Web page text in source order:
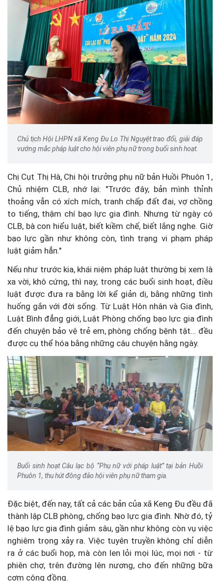
Chủ tịch Hội LHPN xã Keng Đu Lo Thị Nguyệt trao đổi, giải đáp
vướng mắc pháp luật cho hội viên phụ nữ trong buổi sinh hoạt.
Chị Cụt Thị Hà, Chi hội trưởng phụ nữ bản Huồi Phuôn 1,
Chủ nhiệm CLB, nhớ lại: "Trước đây, bản mình thỉnh
thoảng vẫn có xích mích, tranh chấp đất đai, vợ chồng
to tiếng, thậm chí bạo lực gia đình. Nhưng từ ngày có
CLB, bà con hiểu luật, biết kiềm chế, biết lắng nghe. Giờ
bạo lực gần như không còn, tình trạng vi phạm pháp
luật giảm hẳn."
Nếu như trước kia, khái niệm pháp luật thường bị xem là
xa vời, khô cứng, thì nay, trong các buổi sinh hoạt, điều
luật được đưa ra bằng lời kể giản dị, bằng những tình
huống gắn với đời sống. Từ Luật Hôn nhân và Gia đình,
Luật Bình đẳng giới, Luật Phòng chống bạo lực gia đình
đến chuyện bảo vệ trẻ em, phòng chống bệnh tật… đều
được cụ thể hóa bằng những câu chuyện hằng ngày.
Buổi sinh hoạt Câu lạc bộ “Phụ nữ với pháp luật” tại bản Huồi
Phuôn 1, thu hút đông đảo hội viên phụ nữ tham gia.
Đặc biệt, đến nay, tất cả các bản của xã Keng Đu đều đã
thành lập CLB phòng, chống bạo lực gia đình. Nhờ đó, tỷ
lệ bạo lực gia đình giảm sâu, gần như không còn vụ việc
nghiêm trọng xảy ra. Việc tuyên truyền không chỉ diễn
ra ở các buổi họp, mà còn len lỏi mọi lúc, mọi nơi - từ
phiên chợ, trên đường lên nương, cho đến những bữa
cơm cộng đồng.